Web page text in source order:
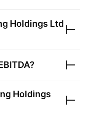
Holdings Ltd
Holdings